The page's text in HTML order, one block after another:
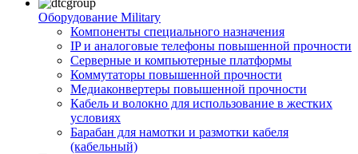
Оборудование Military
Компоненты специального назначения
IP и аналоговые телефоны повышенной прочности
Серверные и компьютерные платформы
Коммутаторы повышенной прочности
Медиаконвертеры повышенной прочности
Кабель и волокно для использование в жестких
условиях
Барабан для намотки и размотки кабеля
(кабельный)